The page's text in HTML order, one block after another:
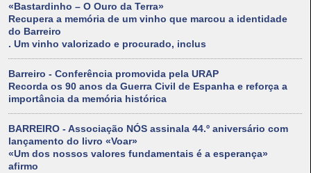
«Bastardinho – O Ouro da Terra»
Recupera a memória de um vinho que marcou a identidade
do Barreiro
. Um vinho valorizado e procurado, inclus
Barreiro - Conferência promovida pela URAP
Recorda os 90 anos da Guerra Civil de Espanha e reforça a
importância da memória histórica
BARREIRO - Associação NÓS assinala 44.º aniversário com
lançamento do livro «Voar»
«Um dos nossos valores fundamentais é a esperança»
afirmo